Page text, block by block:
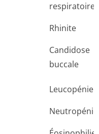
respiratoire
Rhinite
Candidose
buccale
Leucopénie
Neutropénie